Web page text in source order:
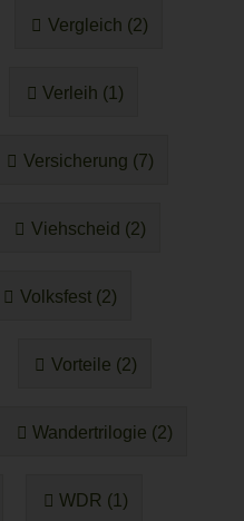
Vergleich (2)
Verleih (1)
Versicherung (7)
Viehscheid (2)
Volksfest (2)
Vorteile (2)
Wandertrilogie (2)
WDR (1)